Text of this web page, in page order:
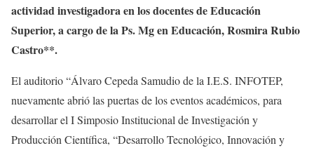
actividad investigadora en los docentes de Educación
Superior, a cargo de la Ps. Mg en Educación, Rosmira Rubio
Castro**.
El auditorio “Álvaro Cepeda Samudio de la I.E.S. INFOTEP,
nuevamente abrió las puertas de los eventos académicos, para
desarrollar el I Simposio Institucional de Investigación y
Producción Científica, “Desarrollo Tecnológico, Innovación y